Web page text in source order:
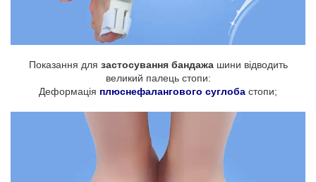
Показання для застосування бандажашини відводить
великий палець стопи:
Деформація плюснефалангового суглоба стопи;